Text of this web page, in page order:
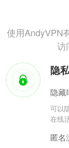
使用AndyVPN
访
隐
隐藏
可以
在线
匿名